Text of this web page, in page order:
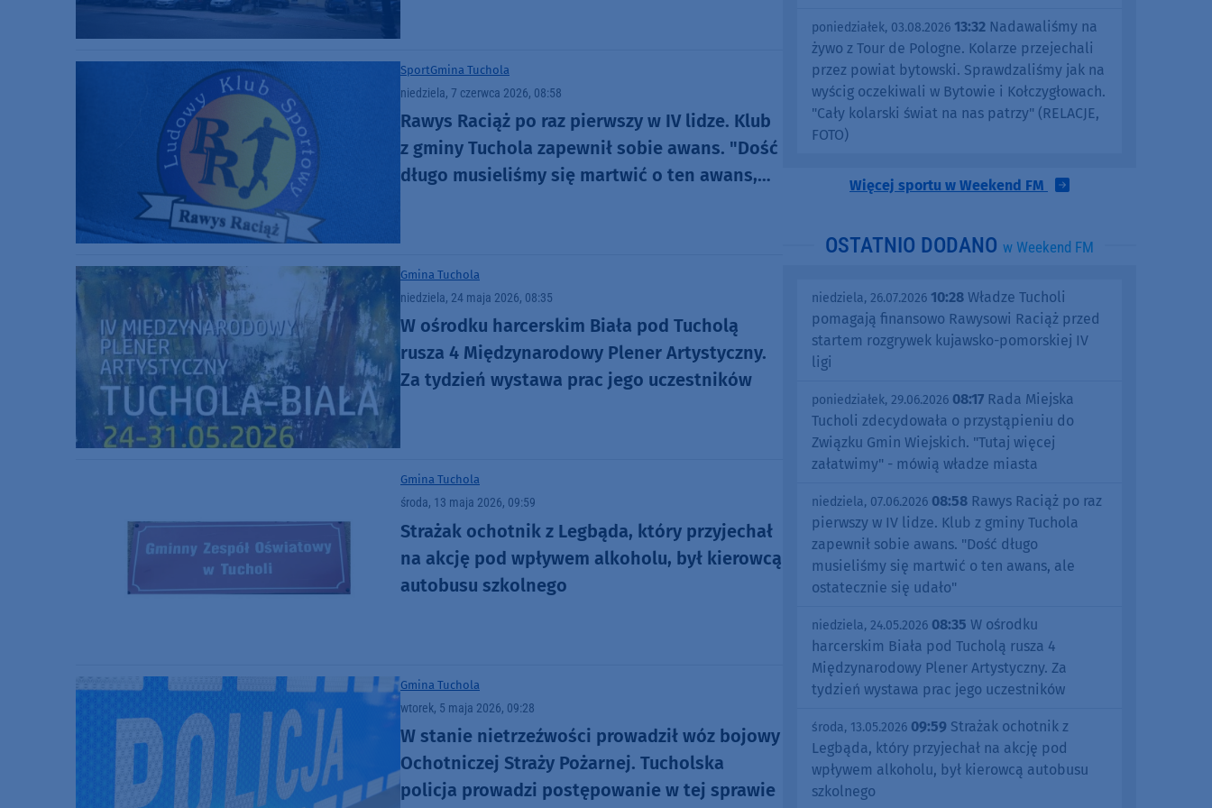
SportGmina Tuchola
niedziela, 7 czerwca 2026, 08:58
Rawys Raciąż po raz pierwszy w IV lidze. Klub
z gminy Tuchola zapewnił sobie awans. "Dość
długo musieliśmy się martwić o ten awans,
Gmina Tuchola
niedziela, 24 maja 2026, 08:35
W ośrodku harcerskim Biała pod Tucholą
rusza 4 Międzynarodowy Plener Artystyczny.
Za tydzień wystawa prac jego uczestników
Gmina Tuchola
środa, 13 maja 2026, 09:59
Strażak ochotnik z Legbąda, który przyjechał
na akcję pod wpływem alkoholu, był kierowcą
autobusu szkolnego
Gmina Tuchola
wtorek, 5 maja 2026, 09:28
W stanie nietrzeźwości prowadził wóz bojowy
Ochotniczej Straży Pożarnej. Tucholska
policja prowadzi postępowanie w tej sprawie
poniedziałek, 03.08.2026 13:32 Nadawaliśmy na
żywo z Tour de Pologne. Kolarze przejechali
przez powiat bytowski. Sprawdzaliśmy jak na
wyścig oczekiwali w Bytowie i Kołczygłowach.
"Cały kolarski świat na nas patrzy" (RELACJE,
FOTO)
Więcej sportu w Weekend FM
OSTATNIO DODANO w Weekend FM
niedziela, 26.07.2026 10:28 Władze Tucholi
pomagają finansowo Rawysowi Raciąż przed
startem rozgrywek kujawsko-pomorskiej IV
ligi
poniedziałek, 29.06.2026 08:17 Rada Miejska
Tucholi zdecydowała o przystąpieniu do
Związku Gmin Wiejskich. "Tutaj więcej
załatwimy" - mówią władze miasta
niedziela, 07.06.2026 08:58 Rawys Raciąż po raz
pierwszy w IV lidze. Klub z gminy Tuchola
zapewnił sobie awans. "Dość długo
musieliśmy się martwić o ten awans, ale
ostatecznie się udało"
niedziela, 24.05.2026 08:35 W ośrodku
harcerskim Biała pod Tucholą rusza 4
Międzynarodowy Plener Artystyczny. Za
tydzień wystawa prac jego uczestników
środa, 13.05.2026 09:59 Strażak ochotnik z
Legbąda, który przyjechał na akcję pod
wpływem alkoholu, był kierowcą autobusu
szkolnego